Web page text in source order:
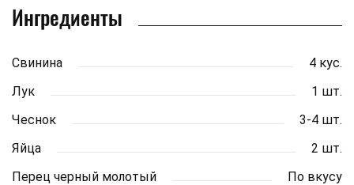
Ингредиенты
Свинина
4 кус.
Лук
1 шт.
Чеснок
3-4 шт.
Яйца
2 шт.
Перец черный молотый
По вкусу